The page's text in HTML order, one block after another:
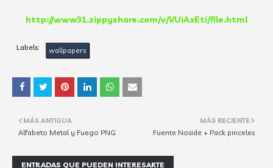
http://www31.zippyshare.com/v/VUiAxEti/file.html
Labels: wallpapers
MÁS RECIENTE
Fuente Noside + Pack pinceles
MÁS ANTIGUA
Alfabeto Metal y Fuego PNG
ENTRADAS QUE PUEDEN INTERESARTE